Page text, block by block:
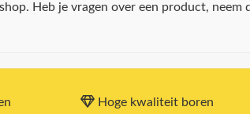
Heb je vragen over een product,
Hoge kwaliteit boren